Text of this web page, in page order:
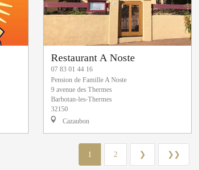
Restaurant A Noste
07 83 01 44 16
Pension de Famille A Noste
9 avenue des Thermes
Barbotan-les-Thermes
32150
Cazaubon
1 2 ❯ ❯❯